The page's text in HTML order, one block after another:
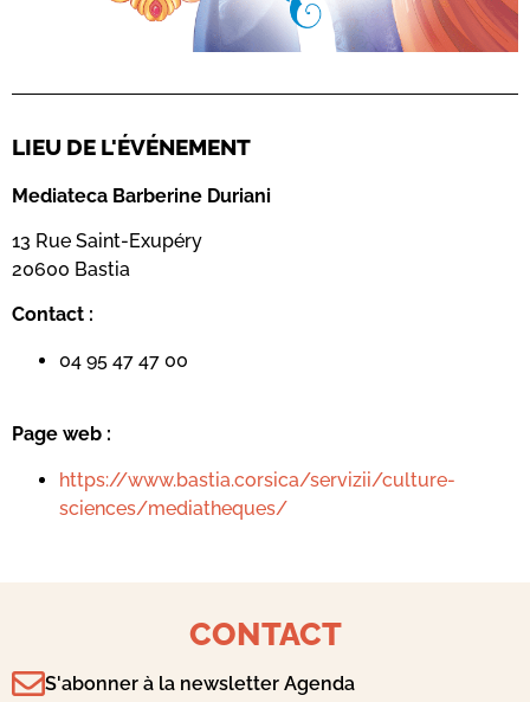
LIEU DE L'ÉVÉNEMENT
Mediateca Barberine Duriani
13 Rue Saint-Exupéry
20600 Bastia
Contact :
04 95 47 47 00
Page web :
https://www.bastia.corsica/servizii/culture-
sciences/mediatheques/
CONTACT
S'abonner à la newsletter Agenda